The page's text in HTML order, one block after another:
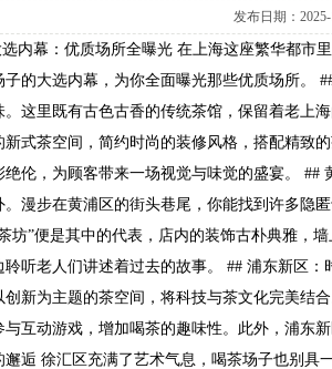
发布日期：
内幕：优质场所全曝光 在上海这座繁华都市
子的大选内幕，为你全面曝光那些优质场所。
这里既有古色古香的传统茶馆，保留着老上
式茶空间，简约时尚的装修风格，搭配精致
伦，为顾客带来一场视觉与味觉的盛宴。
漫步在黄浦区的街头巷尾，你能找到许多隐
坊”便是其中的代表，店内的装饰古朴典雅，
听老人们讲述着过去的故事。 ## 浦东新区
新为主题的茶空间，将科技与茶文化完美结
互动游戏，增加喝茶的趣味性。此外，浦东
逅 徐汇区充满了艺术气息，喝茶场子也别